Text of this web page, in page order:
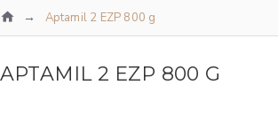
Aptamil 2 EZP 800 g
APTAMIL 2 EZP 800 G